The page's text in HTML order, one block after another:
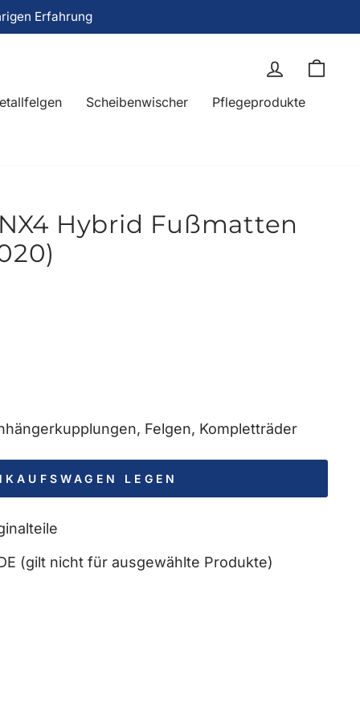
Erfahrung
Einloggen
Scheibenwischer
Pflegeprodukte
Hybrid Fußmatten
Felgen, Kompletträder
LEGEN
(gilt nicht für ausgewählte Produkte)